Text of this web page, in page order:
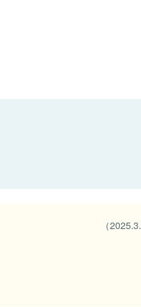
（